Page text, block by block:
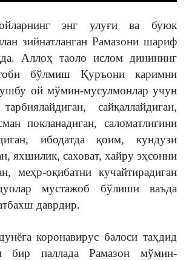
энг улуғи ва буюк
зийнатланган Рамазони шариф
Аллоҳ таоло ислом динининг
бўлмиш Қуръони каримни
ой мўмин-мусулмонлар учун
сайқаллайдиган,
покланадиган, саломатлигини
ибодатда қоим, кундузи
яхшилик, саховат, хайру эҳсонни
меҳр-оқибатни кучайтирадиган
мустажоб бўлиши ваъда
даврдир.
коронавирус балоси таҳдид
бир паллада Рамазон мўмин-